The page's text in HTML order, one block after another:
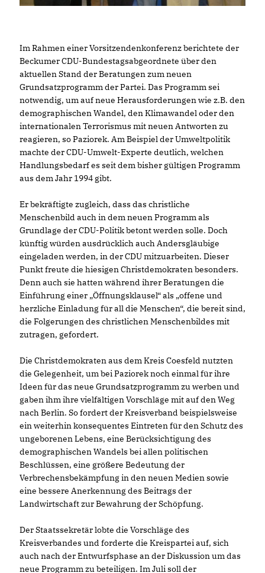
Im Rahmen einer Vorsitzendenkonferenz berichtete der
Beckumer CDU-Bundestagsabgeordnete über den
aktuellen Stand der Beratungen zum neuen
Grundsatzprogramm der Partei. Das Programm sei
notwendig, um auf neue Herausforderungen wie z.B. den
demographischen Wandel, den Klimawandel oder den
internationalen Terrorismus mit neuen Antworten zu
reagieren, so Paziorek. Am Beispiel der Umweltpolitik
machte der CDU-Umwelt-Experte deutlich, welchen
Handlungsbedarf es seit dem bisher gültigen Programm
aus dem Jahr 1994 gibt.
Er bekräftigte zugleich, dass das christliche
Menschenbild auch in dem neuen Programm als
Grundlage der CDU-Politik betont werden solle. Doch
künftig würden ausdrücklich auch Andersgläubige
eingeladen werden, in der CDU mitzuarbeiten. Dieser
Punkt freute die hiesigen Christdemokraten besonders.
Denn auch sie hatten während ihrer Beratungen die
Einführung einer „Öffnungsklausel“ als „offene und
herzliche Einladung für all die Menschen“, die bereit sind,
die Folgerungen des christlichen Menschenbildes mit
zutragen, gefordert.
Die Christdemokraten aus dem Kreis Coesfeld nutzten
die Gelegenheit, um bei Paziorek noch einmal für ihre
Ideen für das neue Grundsatzprogramm zu werben und
gaben ihm ihre vielfältigen Vorschläge mit auf den Weg
nach Berlin. So fordert der Kreisverband beispielsweise
ein weiterhin konsequentes Eintreten für den Schutz des
ungeborenen Lebens, eine Berücksichtigung des
demographischen Wandels bei allen politischen
Beschlüssen, eine größere Bedeutung der
Verbrechensbekämpfung in den neuen Medien sowie
eine bessere Anerkennung des Beitrags der
Landwirtschaft zur Bewahrung der Schöpfung.
Der Staatssekretär lobte die Vorschläge des
Kreisverbandes und forderte die Kreispartei auf, sich
auch nach der Entwurfsphase an der Diskussion um das
neue Programm zu beteiligen. Im Juli soll der